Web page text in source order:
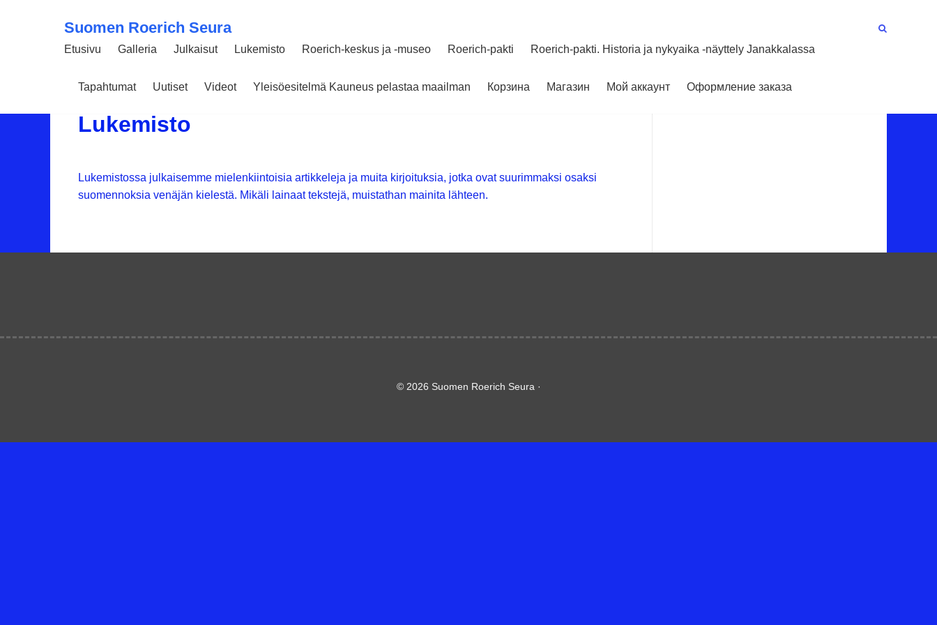
Suomen Roerich Seura
Etusivu Galleria Julkaisut Lukemisto Roerich-keskus ja -museo Roerich-pakti Roerich-pakti. Historia ja nykyaika -näyttely Janakkalassa
Tapahtumat Uutiset Videot Yleisöesitelmä Kauneus pelastaa maailman Корзина Магазин Мой аккаунт Оформление заказа
18 JOULUKUUN 2017
Lukemisto
Lukemistossa julkaisemme mielenkiintoisia artikkeleja ja muita kirjoituksia, jotka ovat suurimmaksi osaksi
suomennoksia venäjän kielestä. Mikäli lainaat tekstejä, muistathan mainita lähteen.
© 2026 Suomen Roerich Seura ·